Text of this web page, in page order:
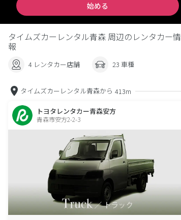
始める
タイムズカーレンタル青森 周辺のレンタカー情
報
4 レンタカー店舗 23 車種
タイムズカーレンタル青森から 413m
トヨタレンタカー青森安方
青森市安方2-2-3